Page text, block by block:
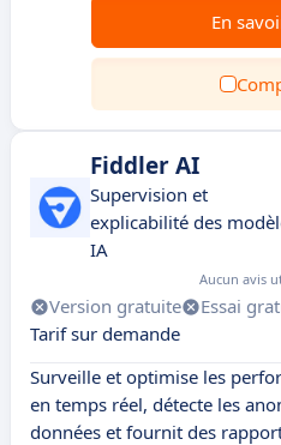
En
Fiddler AI
Supervision et
explicabilité des
IA
Aucun avis
Version gratuite Essai
Tarif sur demande
Surveille et optimise les
en temps réel, détecte les
données et fournit des